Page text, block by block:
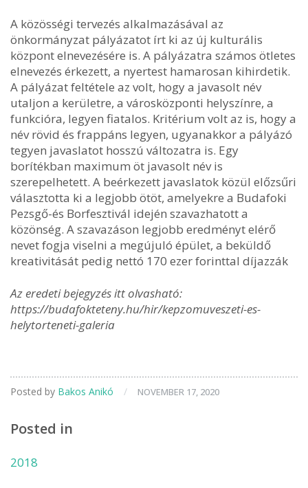
A közösségi tervezés alkalmazásával az
önkormányzat pályázatot írt ki az új kulturális
központ elnevezésére is. A pályázatra számos ötletes
elnevezés érkezett, a nyertest hamarosan kihirdetik.
A pályázat feltétele az volt, hogy a javasolt név
utaljon a kerületre, a városközponti helyszínre, a
funkcióra, legyen fiatalos. Kritérium volt az is, hogy a
név rövid és frappáns legyen, ugyanakkor a pályázó
tegyen javaslatot hosszú változatra is. Egy
borítékban maximum öt javasolt név is
szerepelhetett. A beérkezett javaslatok közül előzsűri
választotta ki a legjobb ötöt, amelyekre a Budafoki
Pezsgő-és Borfesztivál idején szavazhatott a
közönség. A szavazáson legjobb eredményt elérő
nevet fogja viselni a megújuló épület, a beküldő
kreativitását pedig nettó 170 ezer forinttal díjazzák
Az eredeti bejegyzés itt olvasható:
https://budafokteteny.hu/hir/kepzomuveszeti-es-
helytorteneti-galeria
Posted by Bakos Anikó / NOVEMBER 17, 2020
Posted in
2018